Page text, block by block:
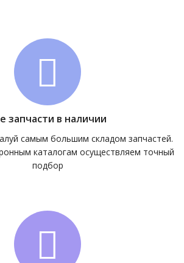
запчасти в наличии
самым большим складом запчастей.
каталогам осуществляем точный
подбор